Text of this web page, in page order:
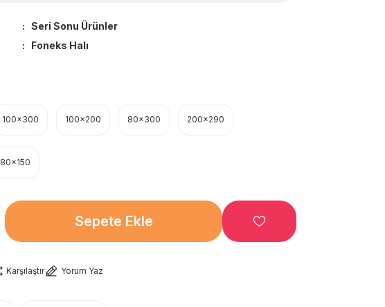
Seri Sonu Ürünler
Foneks Halı
100x300 100x200 80x300 200x290
80x150
Sepete Ekle
Karşılaştır Yorum Yaz